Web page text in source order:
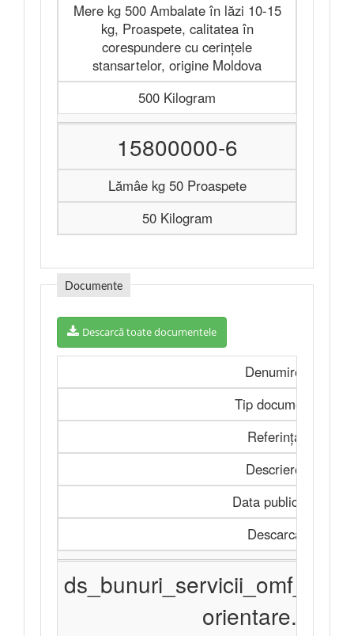
Mere kg 500 Ambalate în lăzi 10-15
kg, Proaspete, calitatea în
corespundere cu cerințele
stansartelor, origine Moldova
500 Kilogram
15800000-6
Lămâe kg 50 Proaspete
50 Kilogram
Documente
Descarcă toate documentele
Denumire
Tip document
Referința
Descriere
Data publicării
Descarcă
orientare.docx